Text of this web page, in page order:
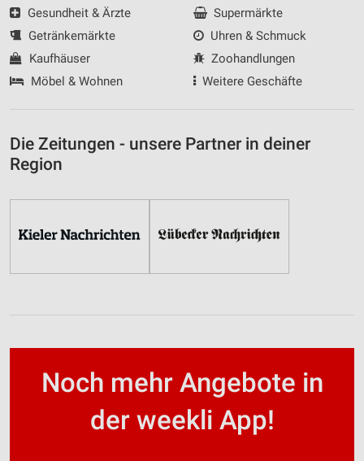
Gesundheit & Ärzte
Getränkemärkte
Kaufhäuser
Möbel & Wohnen
Supermärkte
Uhren & Schmuck
Zoohandlungen
Weitere Geschäfte
Die Zeitungen - unsere Partner in deiner
Region
Noch mehr Angebote in
der weekli App!